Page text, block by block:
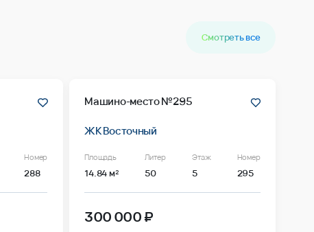
Смотреть все
Номер
288
Машино-место №295
ЖК Восточный
Площадь
14.84 м²
Литер
50
Этаж
5
Номер
295
300 000 ₽